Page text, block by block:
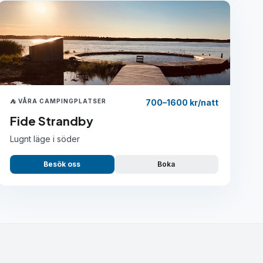
⛺ VÅRA CAMPINGPLATSER 700–1600 kr/natt
Fide Strandby
Lugnt läge i söder
Besök oss Boka